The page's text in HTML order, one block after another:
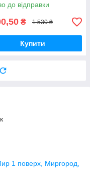
до відправки
₴ 1 530 ₴
Купити
1 поверх, Миргород,